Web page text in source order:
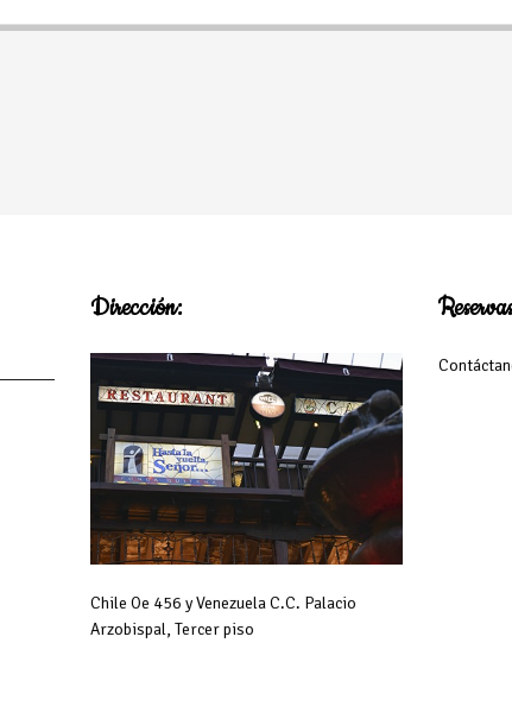
Dirección:
Chile Oe 456 y Venezuela C.C. Palacio
Arzobispal, Tercer piso